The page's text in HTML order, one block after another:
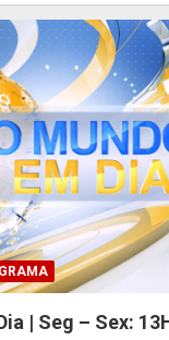
| Seg – Sex: